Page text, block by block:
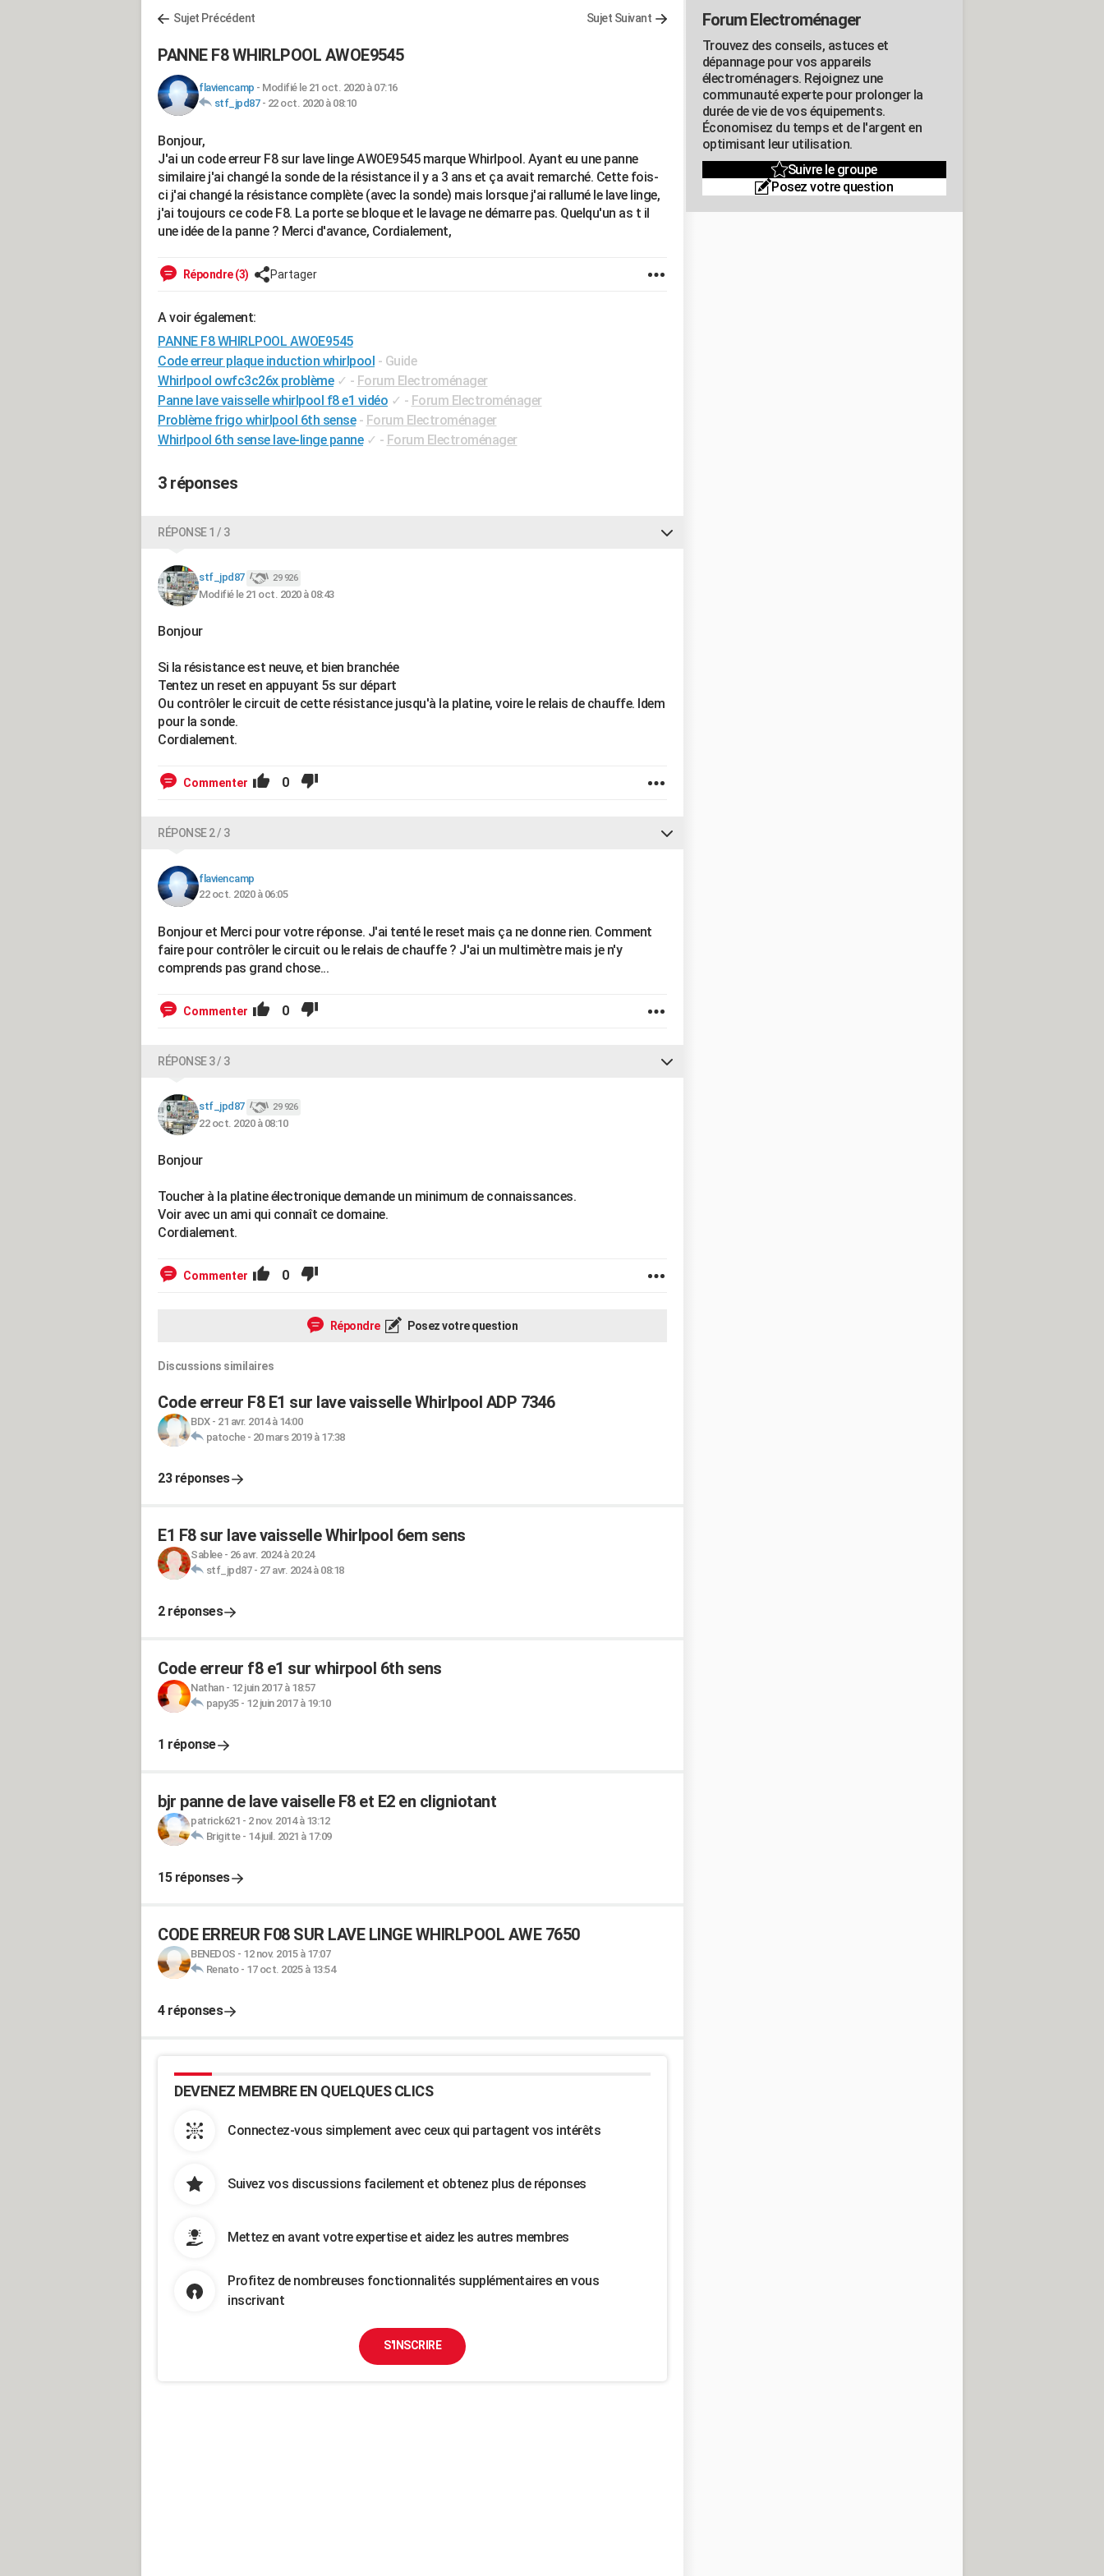
Sujet Précédent Sujet Suivant
PANNE F8 WHIRLPOOL AWOE9545
flaviencamp - Modifié le 21 oct. 2020 à 07:16
stf_jpd87- 22 oct. 2020 à 08:10
Bonjour,
J'ai un code erreur F8 sur lave linge AWOE9545 marque Whirlpool. Ayant eu une panne
similaire j'ai changé la sonde de la résistance il y a 3 ans et ça avait remarché. Cette fois-
ci j'ai changé la résistance complète (avec la sonde) mais lorsque j'ai rallumé le lave linge,
j'ai toujours ce code F8. La porte se bloque et le lavage ne démarre pas. Quelqu'un as t il
une idée de la panne ? Merci d'avance, Cordialement,
Répondre (3) Partager
A voir également:
PANNE F8 WHIRLPOOL AWOE9545
Code erreur plaque induction whirlpool - Guide
Whirlpool owfc3c26x problème ✓ - Forum Electroménager
Panne lave vaisselle whirlpool f8 e1 vidéo ✓ - Forum Electroménager
Problème frigo whirlpool 6th sense - Forum Electroménager
Whirlpool 6th sense lave-linge panne ✓ - Forum Electroménager
3 réponses
RÉPONSE 1 / 3
stf_jpd87 29 926
Modifié le 21 oct. 2020 à 08:43
Bonjour
Si la résistance est neuve, et bien branchée
Tentez un reset en appuyant 5s sur départ
Ou contrôler le circuit de cette résistance jusqu'à la platine, voire le relais de chauffe. Idem
pour la sonde.
Cordialement.
Commenter 0
RÉPONSE 2 / 3
flaviencamp
22 oct. 2020 à 06:05
Bonjour et Merci pour votre réponse. J'ai tenté le reset mais ça ne donne rien. Comment
faire pour contrôler le circuit ou le relais de chauffe ? J'ai un multimètre mais je n'y
comprends pas grand chose...
Commenter 0
RÉPONSE 3 / 3
stf_jpd87 29 926
22 oct. 2020 à 08:10
Bonjour
Toucher à la platine électronique demande un minimum de connaissances.
Voir avec un ami qui connaît ce domaine.
Cordialement.
Commenter 0
Répondre Posez votre question
Discussions similaires
Code erreur F8 E1 sur lave vaisselle Whirlpool ADP 7346
BDX- 21 avr. 2014 à 14:00
patoche- 20 mars 2019 à 17:38
23 réponses
E1 F8 sur lave vaisselle Whirlpool 6em sens
Sablee- 26 avr. 2024 à 20:24
stf_jpd87- 27 avr. 2024 à 08:18
2 réponses
Code erreur f8 e1 sur whirpool 6th sens
Nathan- 12 juin 2017 à 18:57
papy35- 12 juin 2017 à 19:10
1 réponse
bjr panne de lave vaiselle F8 et E2 en cligniotant
patrick621 - 2 nov. 2014 à 13:12
Brigitte- 14 juil. 2021 à 17:09
15 réponses
CODE ERREUR F08 SUR LAVE LINGE WHIRLPOOL AWE 7650
BENEDOS - 12 nov. 2015 à 17:07
Renato- 17 oct. 2025 à 13:54
4 réponses
DEVENEZ MEMBRE EN QUELQUES CLICS
Connectez-vous simplement avec ceux qui partagent vos intérêts
Suivez vos discussions facilement et obtenez plus de réponses
Mettez en avant votre expertise et aidez les autres membres
Profitez de nombreuses fonctionnalités supplémentaires en vous
inscrivant
S'INSCRIRE
Forum Electroménager
Trouvez des conseils, astuces et
dépannage pour vos appareils
électroménagers. Rejoignez une
communauté experte pour prolonger la
durée de vie de vos équipements.
Économisez du temps et de l'argent en
optimisant leur utilisation.
Suivre le groupe
Posez votre question